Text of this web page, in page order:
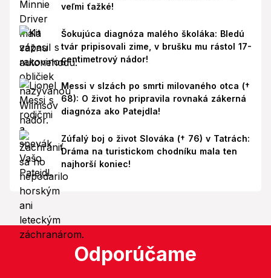
veľmi ťažké!
Šokujúca diagnóza malého školáka: Bledú
tvár pripisovali zime, v brušku mu rástol 17-
centimetrový nádor!
Messi v slzách po smrti milovaného otca (†
68): O život ho pripravila rovnaká zákerná
diagnóza ako Patejdla!
Zúfalý boj o život Slováka († 76) v Tatrách:
Dráma na turistickom chodníku mala ten
najhorší koniec!
Odporúčame